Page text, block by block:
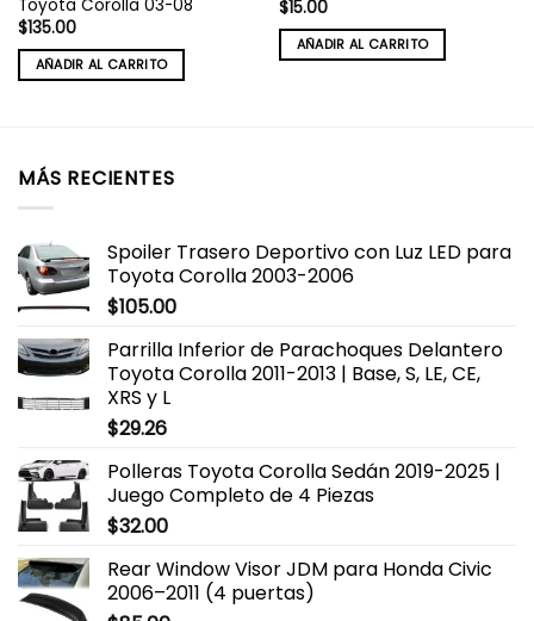
Toyota Corolla 03-08
$135.00
AÑADIR AL CARRITO
$15.00
AÑADIR AL CARRITO
MÁS RECIENTES
Spoiler Trasero Deportivo con Luz LED para
Toyota Corolla 2003-2006
$105.00
Parrilla Inferior de Parachoques Delantero
Toyota Corolla 2011-2013 | Base, S, LE, CE,
XRS y L
$29.26
Polleras Toyota Corolla Sedán 2019-2025 |
Juego Completo de 4 Piezas
$32.00
Rear Window Visor JDM para Honda Civic
2006–2011 (4 puertas)